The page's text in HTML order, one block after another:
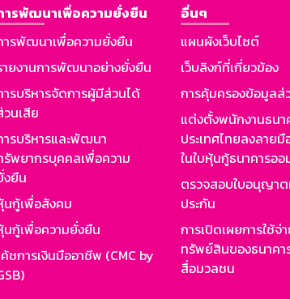
ารพัฒนาเพื่อความยั่งยืน
ารพัฒนาเพื่อความยั่งยืน
ายงานการพัฒนาอย่างยั่งยืน
รบริหารจัดการผู้มีส่วนได้
วนเสีย
ารบริหารและพัฒนา
รัพยากรบุคคลเพื่อความ
งยืน
นกู้เพื่อสังคม
นกู้เพื่อความยั่งยืน
ชการเงินมืออาชีพ (CMC by
อื่นๆ
แผนผังเว็บไซต์
เว็บลิงก์ที่เกี่ยวข้อง
การคุ้มครองข้อมูล
แต่งตั้งพนักงานธนา
ประเทศไทยลงลาย
ในใบหุ้นกู้ธนาคารอ
ตรวจสอบใบอนุญา
ประกัน
การเปิดเผยการใช้จ่
ทรัพย์สินของธนาคา
สื่อมวลชน